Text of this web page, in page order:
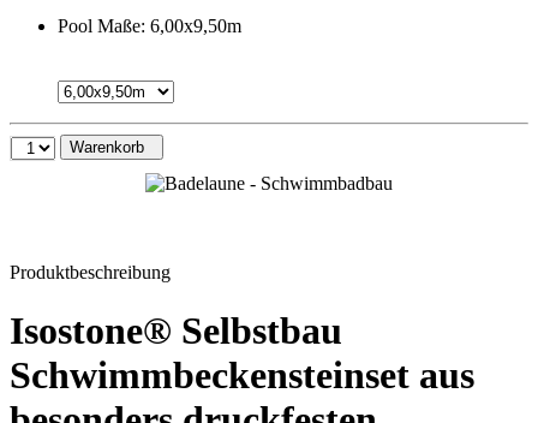
Pool Maße: 6,00x9,50m
Warenkorb
Produktbeschreibung
Isostone® Selbstbau
Schwimmbeckensteinset aus